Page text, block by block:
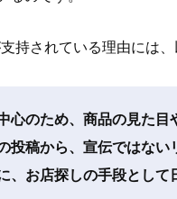
持されている理由には
心のため、商品の見た目
投稿から、宣伝ではない
、お店探しの手段として